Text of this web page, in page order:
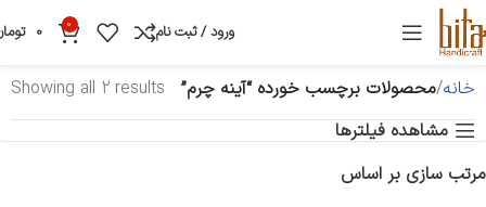
ورود / ثبت نام 0
0
خانه محصولات برچسب خورده “آینه چرم”
Showing all 2 results
مشاهده فیلترها
مرتب سازی بر اساس